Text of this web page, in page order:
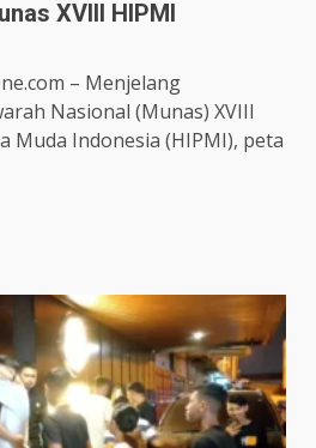
XVIII HIPMI
– Menjelang
Nasional (Munas) XVIII
Muda Indonesia (HIPMI), peta